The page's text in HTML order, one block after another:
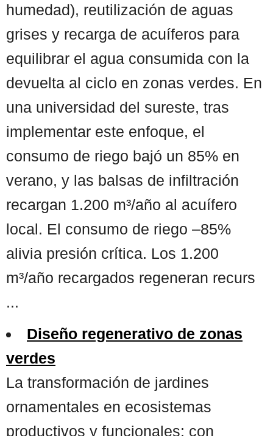
humedad), reutilización de aguas
grises y recarga de acuíferos para
equilibrar el agua consumida con la
devuelta al ciclo en zonas verdes. En
una universidad del sureste, tras
implementar este enfoque, el
consumo de riego bajó un 85% en
verano, y las balsas de infiltración
recargan 1.200 m³/año al acuífero
local. El consumo de riego –85%
alivia presión crítica. Los 1.200
m³/año recargados regeneran recurs
...
Diseño regenerativo de zonas
verdes
La transformación de jardines
ornamentales en ecosistemas
productivos y funcionales: con